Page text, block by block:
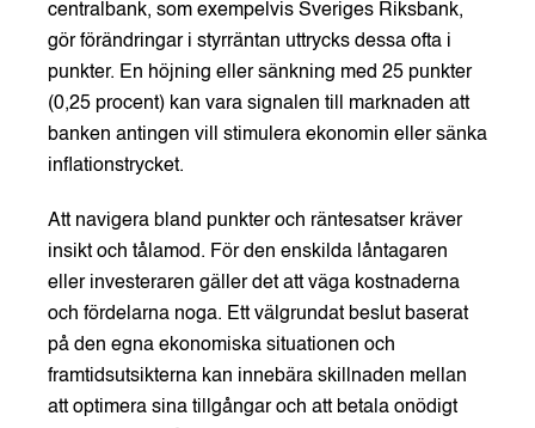
centralbank, som exempelvis Sveriges Riksbank,
gör förändringar i styrräntan uttrycks dessa ofta i
punkter. En höjning eller sänkning med 25 punkter
(0,25 procent) kan vara signalen till marknaden att
banken antingen vill stimulera ekonomin eller sänka
inflationstrycket.
Att navigera bland punkter och räntesatser kräver
insikt och tålamod. För den enskilda låntagaren
eller investeraren gäller det att väga kostnaderna
och fördelarna noga. Ett välgrundat beslut baserat
på den egna ekonomiska situationen och
framtidsutsikterna kan innebära skillnaden mellan
att optimera sina tillgångar och att betala onödigt